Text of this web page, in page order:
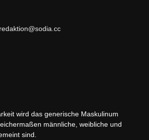
wird das generische Maskulinum
männliche, weibliche und
sind.